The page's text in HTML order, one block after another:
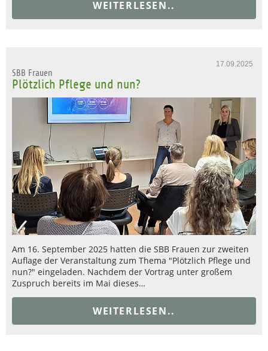
WEITERLESEN..
17.09.2025
SBB Frauen
Plötzlich Pflege und nun?
Am 16. September 2025 hatten die SBB Frauen zur zweiten
Auflage der Veranstaltung zum Thema "Plötzlich Pflege und
nun?" eingeladen. Nachdem der Vortrag unter großem
Zuspruch bereits im Mai dieses…
WEITERLESEN..